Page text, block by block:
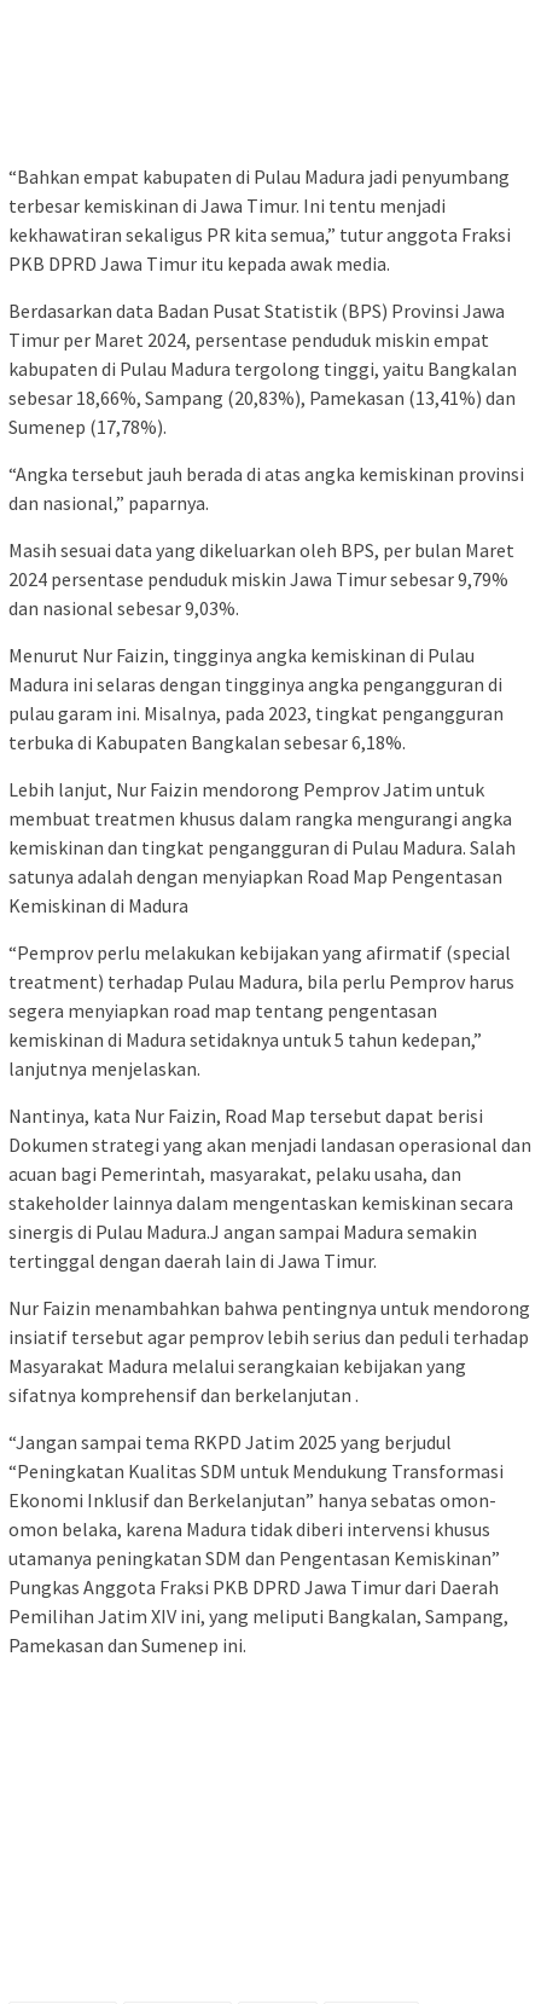
“Bahkan empat kabupaten di Pulau Madura jadi penyumbang
terbesar kemiskinan di Jawa Timur. Ini tentu menjadi
kekhawatiran sekaligus PR kita semua,” tutur anggota Fraksi
PKB DPRD Jawa Timur itu kepada awak media.
Berdasarkan data Badan Pusat Statistik (BPS) Provinsi Jawa
Timur per Maret 2024, persentase penduduk miskin empat
kabupaten di Pulau Madura tergolong tinggi, yaitu Bangkalan
sebesar 18,66%, Sampang (20,83%), Pamekasan (13,41%) dan
Sumenep (17,78%).
“Angka tersebut jauh berada di atas angka kemiskinan provinsi
dan nasional,” paparnya.
Masih sesuai data yang dikeluarkan oleh BPS, per bulan Maret
2024 persentase penduduk miskin Jawa Timur sebesar 9,79%
dan nasional sebesar 9,03%.
Menurut Nur Faizin, tingginya angka kemiskinan di Pulau
Madura ini selaras dengan tingginya angka pengangguran di
pulau garam ini. Misalnya, pada 2023, tingkat pengangguran
terbuka di Kabupaten Bangkalan sebesar 6,18%.
Lebih lanjut, Nur Faizin mendorong Pemprov Jatim untuk
membuat treatmen khusus dalam rangka mengurangi angka
kemiskinan dan tingkat pengangguran di Pulau Madura. Salah
satunya adalah dengan menyiapkan Road Map Pengentasan
Kemiskinan di Madura
“Pemprov perlu melakukan kebijakan yang afirmatif (special
treatment) terhadap Pulau Madura, bila perlu Pemprov harus
segera menyiapkan road map tentang pengentasan
kemiskinan di Madura setidaknya untuk 5 tahun kedepan,”
lanjutnya menjelaskan.
Nantinya, kata Nur Faizin, Road Map tersebut dapat berisi
Dokumen strategi yang akan menjadi landasan operasional dan
acuan bagi Pemerintah, masyarakat, pelaku usaha, dan
stakeholder lainnya dalam mengentaskan kemiskinan secara
sinergis di Pulau Madura.J angan sampai Madura semakin
tertinggal dengan daerah lain di Jawa Timur.
Nur Faizin menambahkan bahwa pentingnya untuk mendorong
insiatif tersebut agar pemprov lebih serius dan peduli terhadap
Masyarakat Madura melalui serangkaian kebijakan yang
sifatnya komprehensif dan berkelanjutan .
“Jangan sampai tema RKPD Jatim 2025 yang berjudul
“Peningkatan Kualitas SDM untuk Mendukung Transformasi
Ekonomi Inklusif dan Berkelanjutan” hanya sebatas omon-
omon belaka, karena Madura tidak diberi intervensi khusus
utamanya peningkatan SDM dan Pengentasan Kemiskinan”
Pungkas Anggota Fraksi PKB DPRD Jawa Timur dari Daerah
Pemilihan Jatim XIV ini, yang meliputi Bangkalan, Sampang,
Pamekasan dan Sumenep ini.